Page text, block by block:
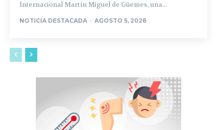
Internacional Martín Miguel de Güemes, una...
NOTICIA DESTACADA - AGOSTO 5, 2026